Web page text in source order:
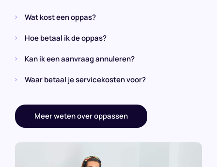
Wat kost een oppas?
Hoe betaal ik de oppas?
Kan ik een aanvraag annuleren?
Waar betaal je servicekosten voor?
Meer weten over oppassen